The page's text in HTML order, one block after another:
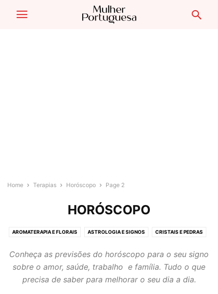
Home Terapias Horóscopo Page 2
HORÓSCOPO
AROMATERAPIA E FLORAIS ASTROLOGIA E SIGNOS CRISTAIS E PEDRAS
SONHOS E HIPNOTERAPIA TARÔT E ADIVINHAÇÃO TERAPIAS ORIENTAIS
YOGA E MEDITAÇÃO
Conheça as previsões do horóscopo para o seu signo
sobre o amor, saúde, trabalho e família. Tudo o que
precisa de saber para melhorar o seu dia a dia.